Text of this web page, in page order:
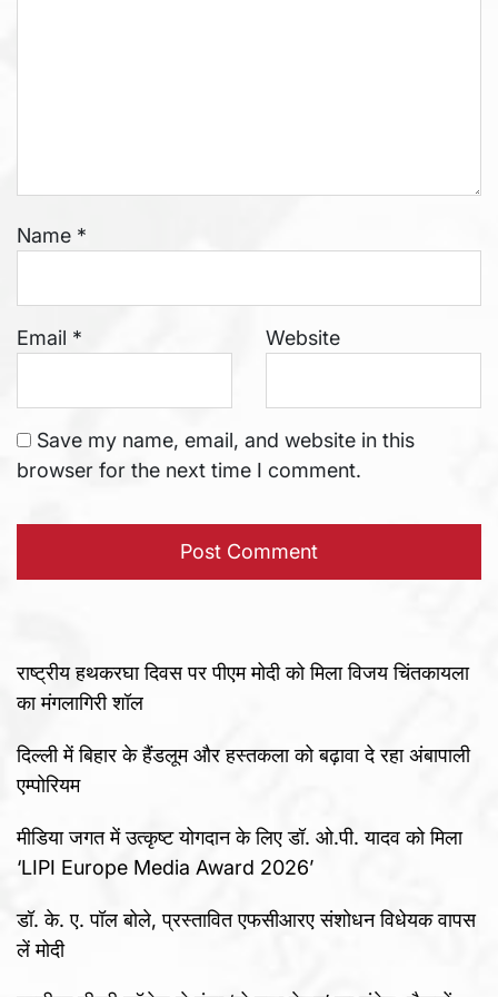
Name *
Email * Website
Save my name, email, and website in this
browser for the next time I comment.
राष्ट्रीय हथकरघा दिवस पर पीएम मोदी को मिला विजय चिंतकायला
का मंगलागिरी शॉल
दिल्ली में बिहार के हैंडलूम और हस्तकला को बढ़ावा दे रहा अंबापाली
एम्पोरियम
मीडिया जगत में उत्कृष्ट योगदान के लिए डॉ. ओ.पी. यादव को मिला
‘LIPI Europe Media Award 2026’
डॉ. के. ए. पॉल बोले, प्रस्तावित एफसीआरए संशोधन विधेयक वापस
लें मोदी